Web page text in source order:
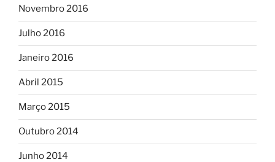
Novembro 2016
Julho 2016
Janeiro 2016
Abril 2015
Março 2015
Outubro 2014
Junho 2014